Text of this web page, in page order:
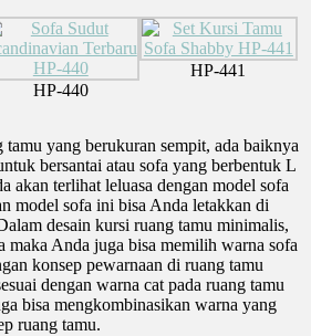
HP-440
HP-441
yang berukuran sempit, ada baiknya
bersantai atau sofa yang berbentuk L
akan terlihat leluasa dengan model sofa
model sofa ini bisa Anda letakkan di
desain kursi ruang tamu minimalis,
maka Anda juga bisa memilih warna sofa
konsep pewarnaan di ruang tamu
dengan warna cat pada ruang tamu
bisa mengkombinasikan warna yang
ruang tamu.